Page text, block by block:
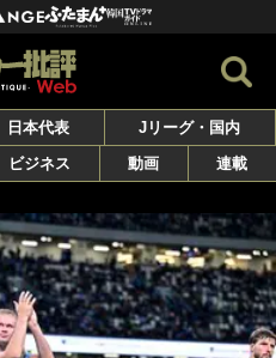
日本代表
Jリーグ・国内
ビジネス 動画 連載